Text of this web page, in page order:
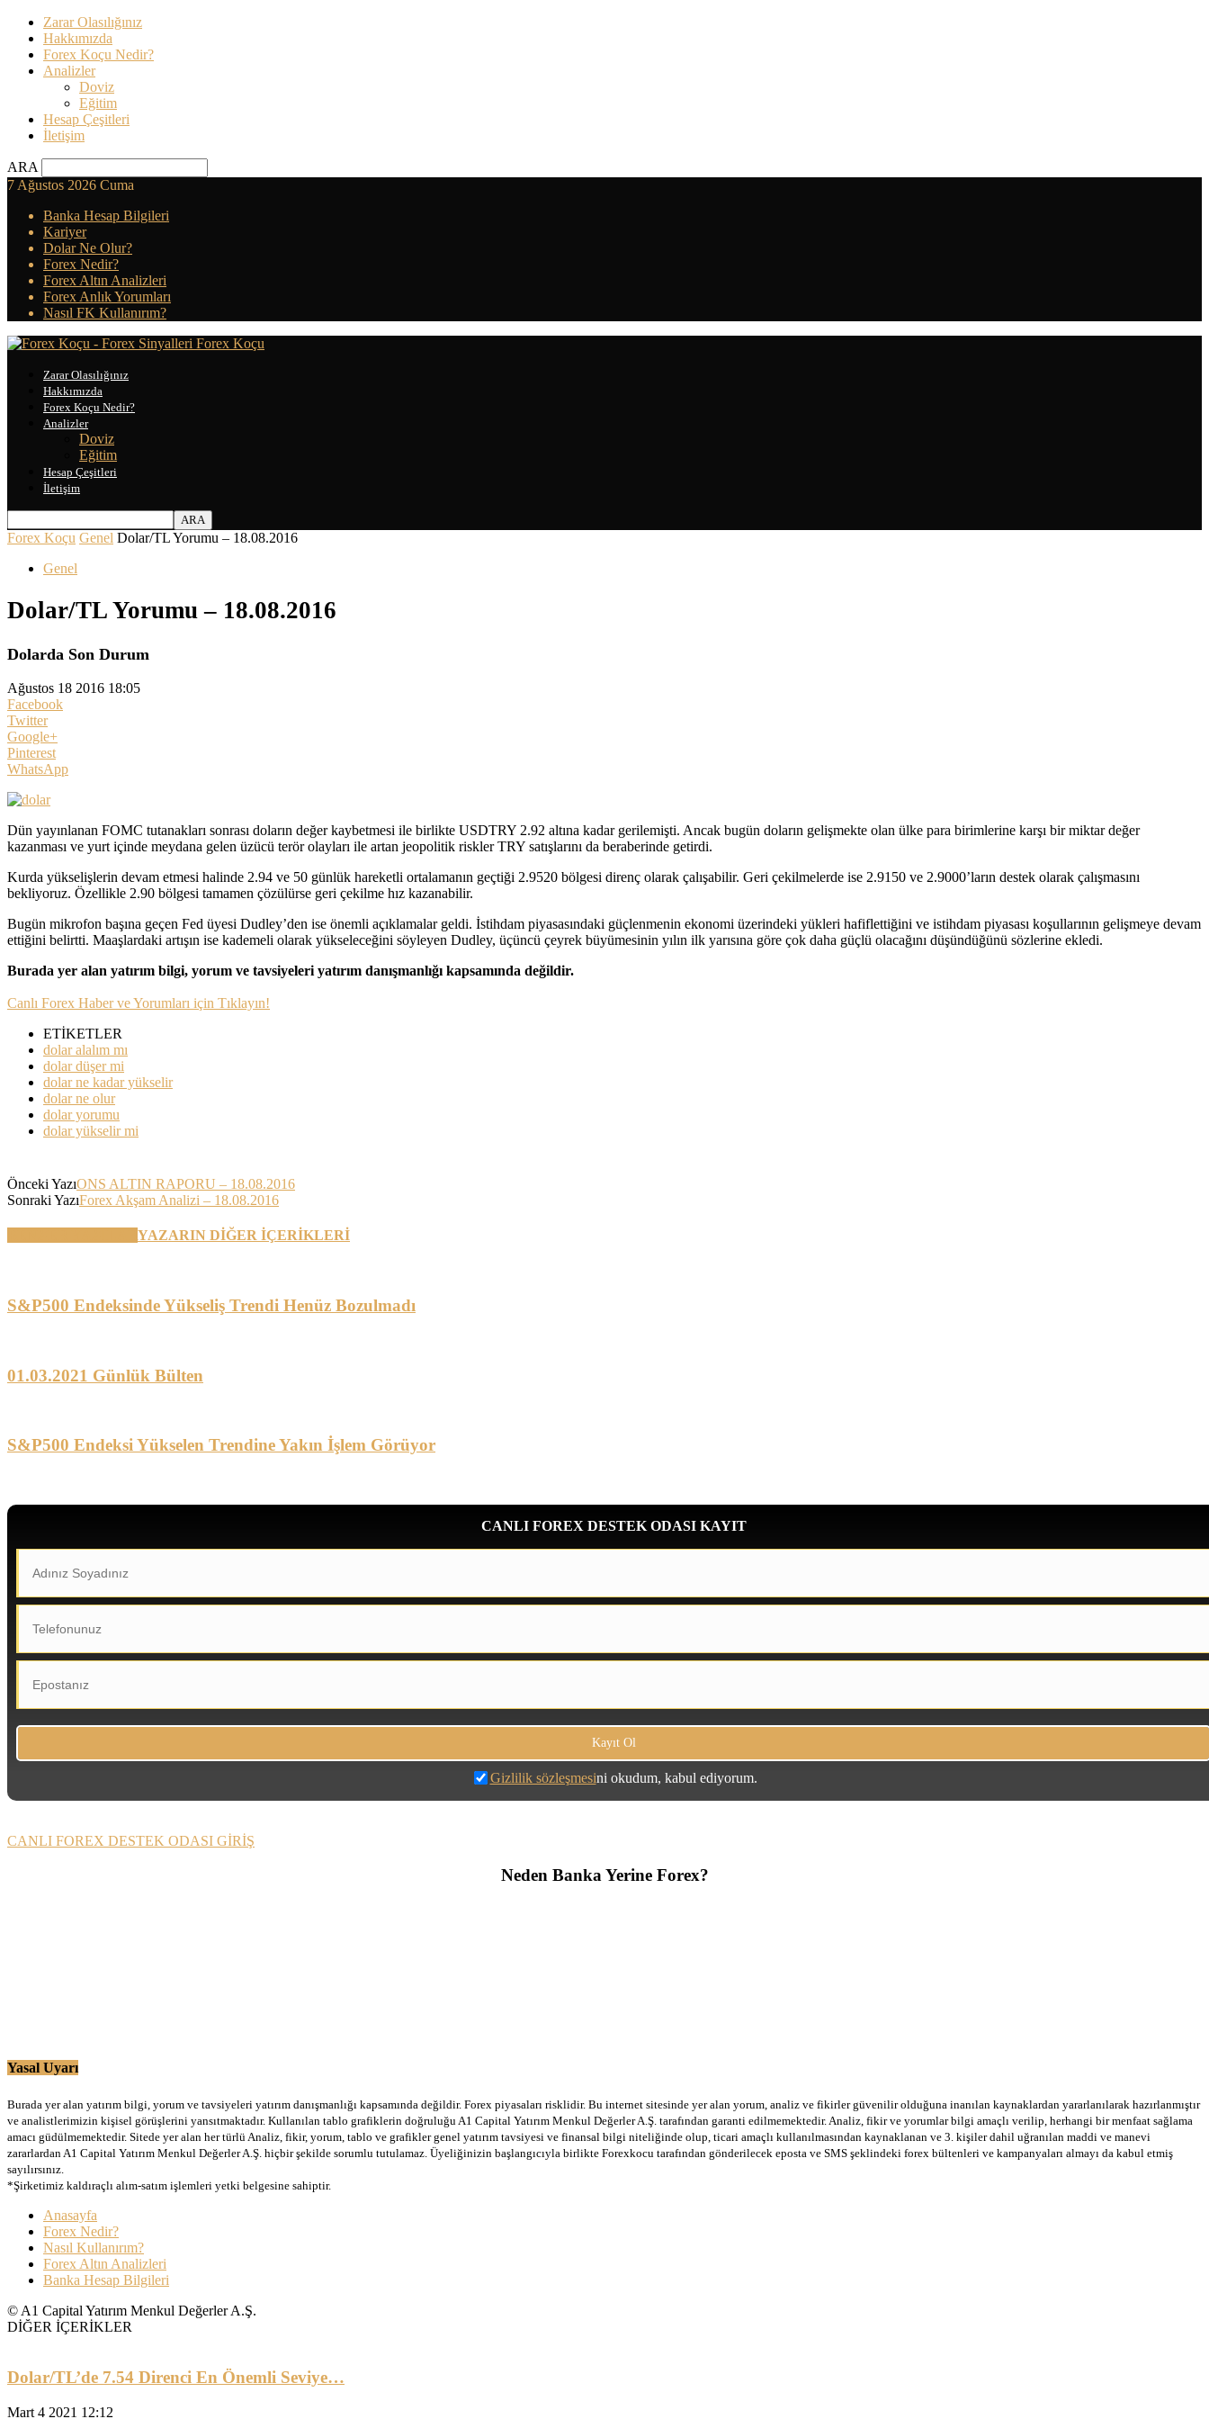
Zarar Olasılığınız
Hakkımızda
Forex Koçu Nedir?
Analizler
Doviz
Eğitim
Hesap Çeşitleri
İletişim
ARA
7 Ağustos 2026 Cuma
Banka Hesap Bilgileri
Kariyer
Dolar Ne Olur?
Forex Nedir?
Forex Altın Analizleri
Forex Anlık Yorumları
Nasıl FK Kullanırım?
Forex Koçu
Zarar Olasılığınız
Hakkımızda
Forex Koçu Nedir?
Analizler
Doviz
Eğitim
Hesap Çeşitleri
İletişim
Forex Koçu Genel Dolar/TL Yorumu – 18.08.2016
Genel
Dolar/TL Yorumu – 18.08.2016
Dolarda Son Durum
Ağustos 18 2016 18:05
Facebook
Twitter
Google+
Pinterest
WhatsApp
Dün yayınlanan FOMC tutanakları sonrası doların değer kaybetmesi ile birlikte USDTRY 2.92 altına kadar gerilemişti. Ancak bugün doların gelişmekte olan ülke para birimlerine karşı bir miktar değer
kazanması ve yurt içinde meydana gelen üzücü terör olayları ile artan jeopolitik riskler TRY satışlarını da beraberinde getirdi.
Kurda yükselişlerin devam etmesi halinde 2.94 ve 50 günlük hareketli ortalamanın geçtiği 2.9520 bölgesi direnç olarak çalışabilir. Geri çekilmelerde ise 2.9150 ve 2.9000’ların destek olarak çalışmasını
bekliyoruz. Özellikle 2.90 bölgesi tamamen çözülürse geri çekilme hız kazanabilir.
Bugün mikrofon başına geçen Fed üyesi Dudley’den ise önemli açıklamalar geldi. İstihdam piyasasındaki güçlenmenin ekonomi üzerindeki yükleri hafiflettiğini ve istihdam piyasası koşullarının gelişmeye devam
ettiğini belirtti. Maaşlardaki artışın ise kademeli olarak yükseleceğini söyleyen Dudley, üçüncü çeyrek büyümesinin yılın ilk yarısına göre çok daha güçlü olacağını düşündüğünü sözlerine ekledi.
Burada yer alan yatırım bilgi, yorum ve tavsiyeleri yatırım danışmanlığı kapsamında değildir.
Canlı Forex Haber ve Yorumları için Tıklayın!
ETİKETLER
dolar alalım mı
dolar düşer mi
dolar ne kadar yükselir
dolar ne olur
dolar yorumu
dolar yükselir mi
Önceki YazıONS ALTIN RAPORU – 18.08.2016
Sonraki YazıForex Akşam Analizi – 18.08.2016
YAZARIN DİĞER İÇERİKLERİ
S&P500 Endeksinde Yükseliş Trendi Henüz Bozulmadı
01.03.2021 Günlük Bülten
S&P500 Endeksi Yükselen Trendine Yakın İşlem Görüyor
CANLI FOREX DESTEK ODASI KAYIT
Gizlilik sözleşmesini okudum, kabul ediyorum.
CANLI FOREX DESTEK ODASI GİRİŞ
Neden Banka Yerine Forex?
Yasal Uyarı
Burada yer alan yatırım bilgi, yorum ve tavsiyeleri yatırım danışmanlığı kapsamında değildir. Forex piyasaları risklidir. Bu internet sitesinde yer alan yorum, analiz ve fikirler güvenilir olduğuna inanılan kaynaklardan yararlanılarak hazırlanmıştır
ve analistlerimizin kişisel görüşlerini yansıtmaktadır. Kullanılan tablo grafiklerin doğruluğu A1 Capital Yatırım Menkul Değerler A.Ş. tarafından garanti edilmemektedir. Analiz, fikir ve yorumlar bilgi amaçlı verilip, herhangi bir menfaat sağlama
amacı güdülmemektedir. Sitede yer alan her türlü Analiz, fikir, yorum, tablo ve grafikler genel yatırım tavsiyesi ve finansal bilgi niteliğinde olup, ticari amaçlı kullanılmasından kaynaklanan ve 3. kişiler dahil uğranılan maddi ve manevi
zararlardan A1 Capital Yatırım Menkul Değerler A.Ş. hiçbir şekilde sorumlu tutulamaz. Üyeliğinizin başlangıcıyla birlikte Forexkocu tarafından gönderilecek eposta ve SMS şeklindeki forex bültenleri ve kampanyaları almayı da kabul etmiş
sayılırsınız.
*Şirketimiz kaldıraçlı alım-satım işlemleri yetki belgesine sahiptir.
Anasayfa
Forex Nedir?
Nasıl Kullanırım?
Forex Altın Analizleri
Banka Hesap Bilgileri
© A1 Capital Yatırım Menkul Değerler A.Ş.
DİĞER İÇERİKLER
Dolar/TL’de 7.54 Direnci En Önemli Seviye…
Mart 4 2021 12:12